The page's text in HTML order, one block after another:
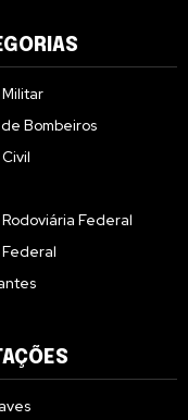
Bombeiros
Rodoviária Federal
Federal